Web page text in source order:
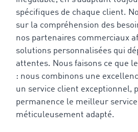
spécifiques de chaque client.
sur la compréhension des
nos partenaires commerciaux
solutions personnalisées qui
attentes. Nous faisons ce que
: nous combinons une
un service client exceptionnel,
permanence le meilleur
méticuleusement adapté.